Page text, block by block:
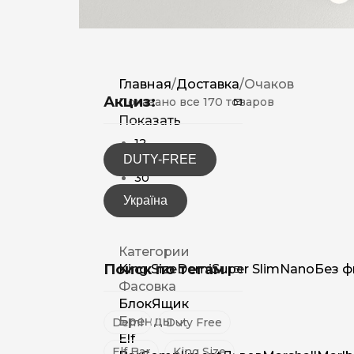
Акциз:
DUTY-FREE
Україна
Поиск по тегам
Demi Duty Free
Главная/Доставка/Очаков
Показано все 170 товаров
Показать
12
15
30
Категории
King SizeDemiSuper SlimNanoБез
Фасовка
БлокЯщик
Бренды
Elf